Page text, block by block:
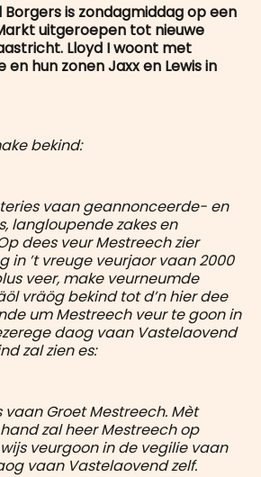
Borgers is zondagmiddag op een
uitgeroepen tot nieuwe
Lloyd I woont met
hun zonen Jaxx en Lewis in
bekind:
vaan geannonceerde- en
langloupende zakes en
dees veur Mestreech zier
in ’t vreuge veurjaor vaan 2000
veer, make veurneumde
vräög bekind tot d’n hier dee
um Mestreech veur te goon in
daog vaan Vastelaovend
zal zien es:
vaan Groet Mestreech. Mèt
zal heer Mestreech op
veurgoon in de vegilie vaan
vaan Vastelaovend zelf.